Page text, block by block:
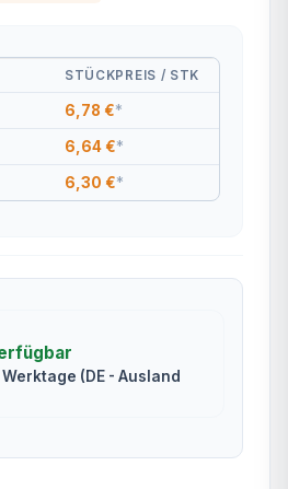
STÜCKPREIS / STK
6,78 €*
6,64 €*
6,30 €*
Werktage (DE - Ausland